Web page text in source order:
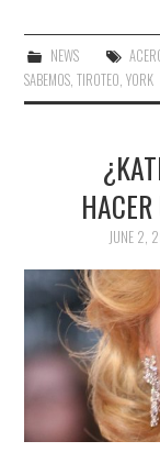
NEWS
SABEMOS,TIROTEO,YORK
JUNE 2,